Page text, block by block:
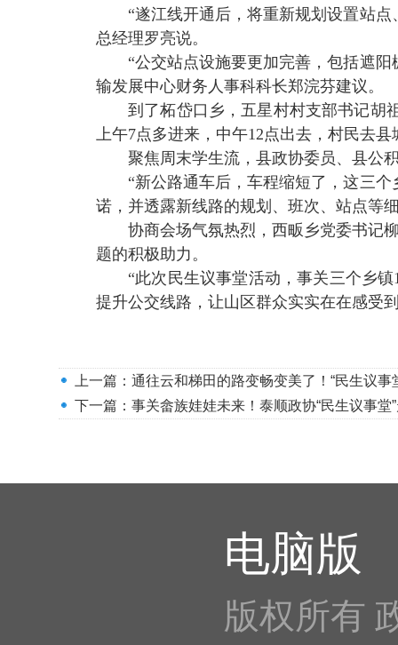
“遂江线开通后，将重新规划设置站
总经理罗亮说。
“公交站点设施要更加完善，包括遮
输发展中心财务人事科科长郑浣芬建议。
到了柘岱口乡，五星村村支部书记胡
上午7点多进来，中午12点出去，村民去
聚焦周末学生流，县政协委员、县公
“新公路通车后，车程缩短了，这三
诺，并透露新线路的规划、班次、站点等
协商会场气氛热烈，西畈乡党委书记
题的积极助力。
“此次民生议事堂活动，事关三个乡镇
提升公交线路，让山区群众实实在在感受
上一篇： 通往云和梯田的路变畅变美了！“民生议事
下一篇： 事关畲族娃娃未来！泰顺政协“民生议事堂
电脑版
版权所有